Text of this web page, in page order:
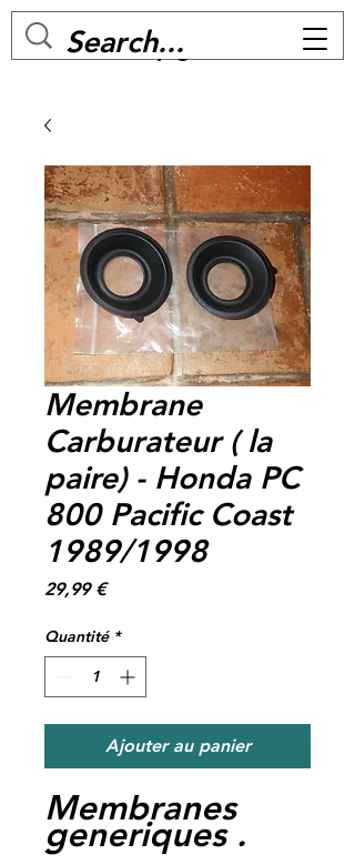
MC BIKE Perpignan
Membrane
Carburateur ( la
paire) - Honda PC
800 Pacific Coast
1989/1998
29,99 €Prix
Quantité *
Ajouter au panier
Membranes
generiques .